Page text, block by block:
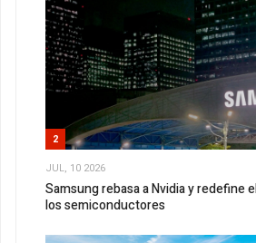
2
JUL, 10 2026
Samsung rebasa a Nvidia y redefine
los semiconductores